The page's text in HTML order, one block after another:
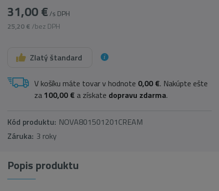
31,00 €/s DPH
25,20 € /bez DPH
Zlatý štandard
V košíku máte tovar v hodnote 0,00 €. Nakúpte ešte
za 100,00 € a získate dopravu zdarma.
Kód produktu: NOVA801501201CREAM
Záruka: 3 roky
Popis produktu